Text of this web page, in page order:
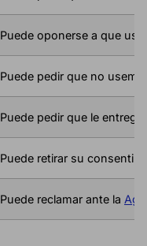
Puede oponerse a que
Puede pedir que no
Puede pedir que le
Puede retirar su
Puede reclamar ante la